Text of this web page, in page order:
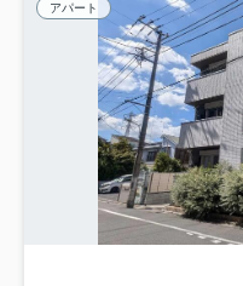
アパート